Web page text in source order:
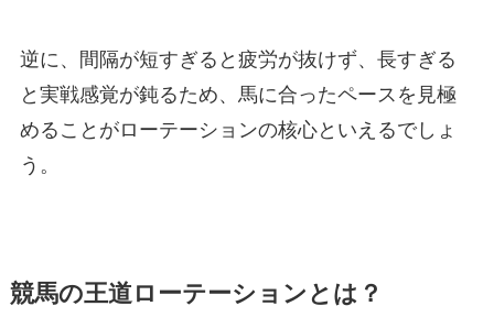
逆に、間隔が短すぎると疲労が抜けず、長すぎる
と実戦感覚が鈍るため、馬に合ったペースを見極
めることがローテーションの核心といえるでしょ
う。
競馬の王道ローテーションとは？